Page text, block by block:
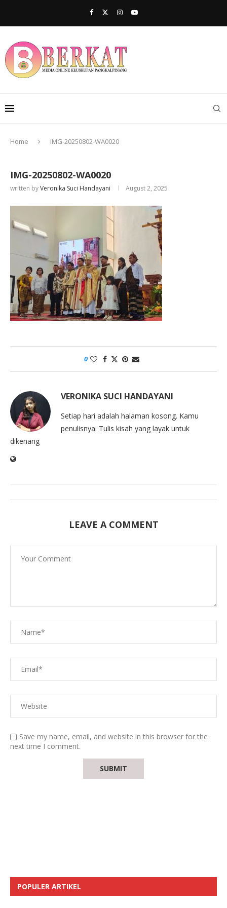
Home IMG-20250802-WA0020
IMG-20250802-WA0020
written byVeronika Suci Handayani August 2, 2025
0
VERONIKA SUCI HANDAYANI
Setiap hari adalah halaman kosong. Kamu
penulisnya. Tulis kisah yang layak untuk
dikenang
LEAVE A COMMENT
Save my name, email, and website in this browser for the
next time I comment.
POPULER ARTIKEL